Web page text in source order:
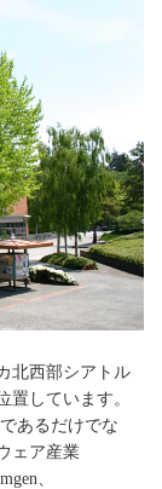
北西部シアトル
置しています。
あるだけでな
ェア産業
、